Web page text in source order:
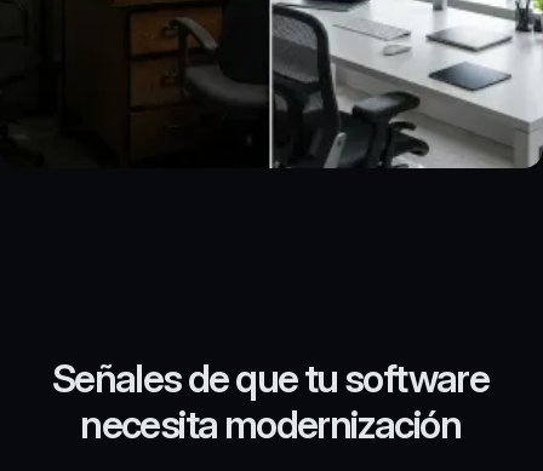
Señales de que tu software
necesita modernización